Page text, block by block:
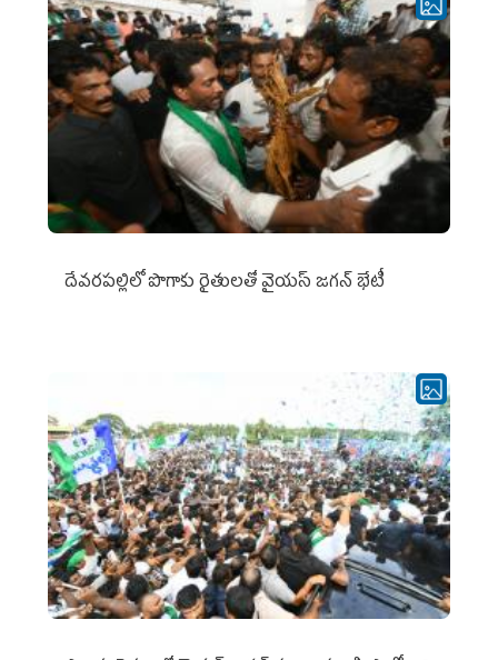
దేవరపల్లిలో పొగాకు రైతులతో వైయస్ జగన్ భేటీ